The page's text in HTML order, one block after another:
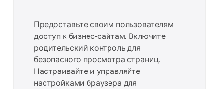
Предоставьте своим пользователям
доступ к бизнес-сайтам. Включите
родительский контроль для
безопасного просмотра страниц.
Настраивайте и управляйте
настройками браузера для